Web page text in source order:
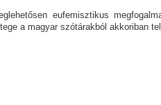
eufemisztikus
a magyar szótárakból akkoriban